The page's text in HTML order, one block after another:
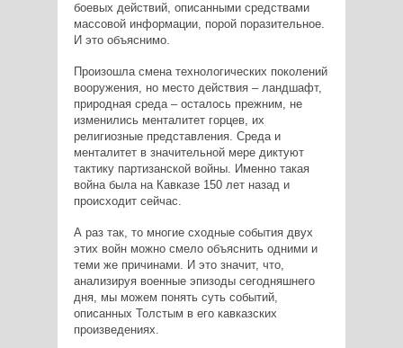
боевых действий, описанными средствами
массовой информации, порой поразительное.
И это объяснимо.
Произошла смена технологических поколений
вооружения, но место действия – ландшафт,
природная среда – осталось прежним, не
изменились менталитет горцев, их
религиозные представления. Среда и
менталитет в значительной мере диктуют
тактику партизанской войны. Именно такая
война была на Кавказе 150 лет назад и
происходит сейчас.
А раз так, то многие сходные события двух
этих войн можно смело объяснить одними и
теми же причинами. И это значит, что,
анализируя военные эпизоды сегодняшнего
дня, мы можем понять суть событий,
описанных Толстым в его кавказских
произведениях.